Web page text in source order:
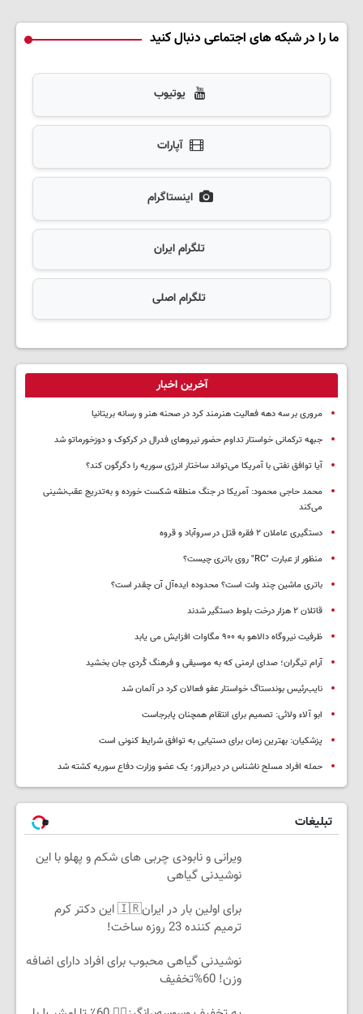
ما را در شبکه های اجتماعی دنبال کنید
یوتیوب
آپارات
اینستاگرام
تلگرام ایران
تلگرام اصلی
آخرین اخبار
مروری بر سه دهه فعالیت هنرمند کرد در صحنه هنر و رسانه بریتانیا
جبهه ترکمانی خواستار تداوم حضور نیروهای فدرال در کرکوک و دوزخورماتو شد
آیا توافق نفتی با آمریکا می‌تواند ساختار انرژی سوریه را دگرگون کند؟
محمد حاجی محمود: آمریکا در جنگ منطقه شکست خورده و به‌تدریج عقب‌نشینی
می‌کند
دستگیری عاملان ۲ فقره قتل در سروآباد و قروه
منظور از عبارت "RC" روی باتری چیست؟
باتری ماشین چند ولت است؟ محدوده ایده‌آل آن چقدر است؟
قاتلان ۲ هزار درخت بلوط دستگیر شدند
ظرفیت نیروگاه دالاهو به ۹۰۰ مگاوات افزایش می یابد
آرام تیگران؛ صدای ارمنی که به موسیقی و فرهنگ کُردی جان بخشید
نایب‌رئیس بوندستاگ خواستار عفو فعالان کرد در آلمان شد
ابو آلاء ولائی: تصمیم برای انتقام همچنان پابرجاست
پزشکیان‌: بهترین زمان برای دستیابی به توافق شرایط کنونی است
حمله افراد مسلح ناشناس در دیرالزور؛ یک عضو وزارت دفاع سوریه کشته شد
تبلیغات
ویرانی و نابودی چربی های شکم و پهلو با این
نوشیدنی گیاهی
برای اولین بار در ایران🇮🇷 این دکتر کرم
ترمیم کننده 23 روزه ساخت!
نوشیدنی گیاهی محبوب برای افراد دارای اضافه
وزن! 60%تخفیف